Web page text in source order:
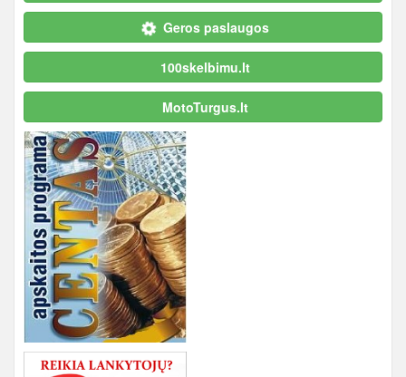
Geros paslaugos
100skelbimu.lt
MotoTurgus.lt